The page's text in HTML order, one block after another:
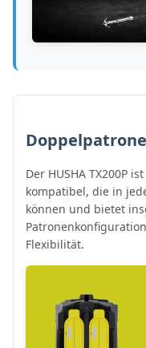
Der HUSHA TX200P
kompatibel, die in
können und bietet
Flexibilität.